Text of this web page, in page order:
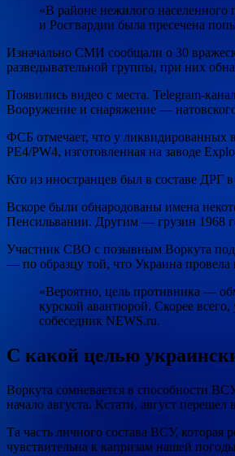
«В районе нежилого
и Росгвардии была пресечена
Изначально СМИ сообщали о 30
разведывательной группы, при них
Появились видео с места. Telegram-
Вооружение и снаряжение —
ФСБ отмечает, что у ликвидированных в
PE4/PW4, изготовленная на заводе
Кто из иностранцев был в составе ДРГ
Вскоре были обнародованы имена
Пенсильвании. Другим — грузин 1968
Участник СВО с позывным Воркута
— по образцу той, что Украина провела
«Вероятно, цель противника —
курской авантюрой. Скорее
собеседник NEWS.ru.
С какой целью
Воркута сомневается в способности
начало августа. Кстати, август
Та часть личного состава ВСУ, которая
чувствительна к капризам нашей